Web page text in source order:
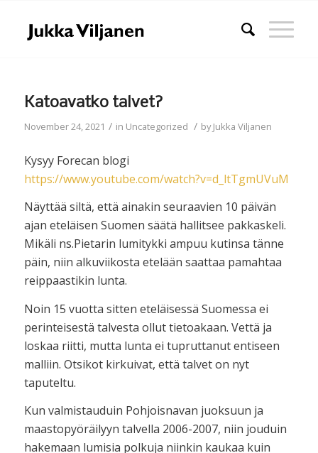
Katoavatko talvet?
November 24, 2021 / in Uncategorized / byJukka Viljanen
Kysyy Forecan blogi
https://www.youtube.com/watch?v=d_ltTgmUVuM
Näyttää siltä, että ainakin seuraavien 10 päivän
ajan eteläisen Suomen säätä hallitsee pakkaskeli.
Mikäli ns.Pietarin lumitykki ampuu kutinsa tänne
päin, niin alkuviikosta etelään saattaa pamahtaa
reippaastikin lunta.
Noin 15 vuotta sitten eteläisessä Suomessa ei
perinteisestä talvesta ollut tietoakaan. Vettä ja
loskaa riitti, mutta lunta ei tupruttanut entiseen
malliin. Otsikot kirkuivat, että talvet on nyt
taputeltu.
Kun valmistauduin Pohjoisnavan juoksuun ja
maastopyöräilyyn talvella 2006-2007, niin jouduin
hakemaan lumisia polkuja niinkin kaukaa kuin